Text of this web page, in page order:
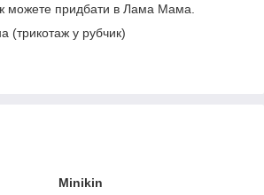
можете придбати в Лама Мама.
(трикотаж у рубчик)
Minikin